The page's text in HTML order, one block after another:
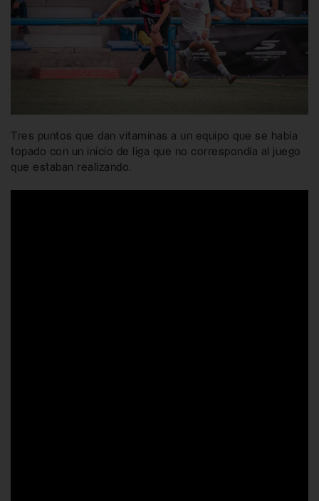
Tres puntos que dan vitaminas a un equipo que se había
topado con un inicio de liga que no correspondía al juego
que estaban realizando.